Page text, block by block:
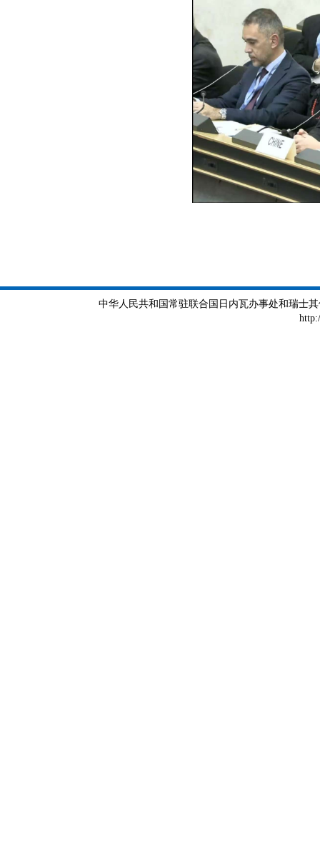
中华人民共和国常驻联合国日内瓦办事处和瑞士